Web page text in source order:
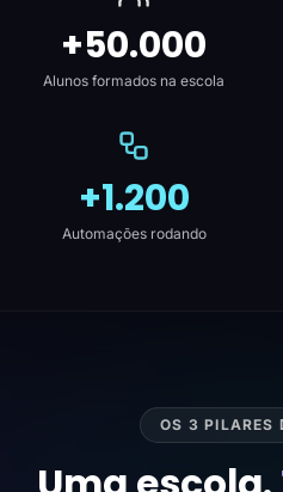
+50.000
Alunos formados na escola
+1.200
Automações rodando
OS 3 PILARES